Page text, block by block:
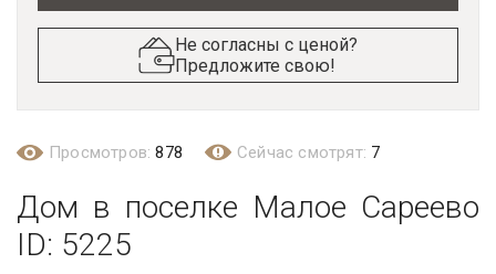
Не согласны с ценой?
Предложите свою!
Просмотров:878 Сейчас смотрят: 7
Дом в поселке Малое Сареево
ID: 5225